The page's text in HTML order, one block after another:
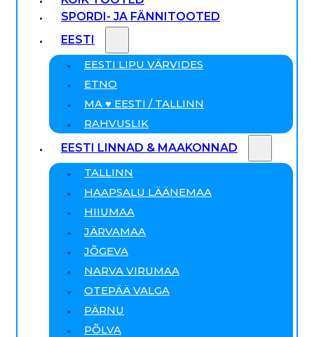
SPORDI- JA FÄNNITOOTED
EESTI
EESTI LIPU VÄRVIDES
ETNO
MA ♥ EESTI / TALLINN
RAHVUSLIK
EESTI LINNAD & MAAKONNAD
TALLINN
HAAPSALU LÄÄNEMAA
HIIUMAA
JÄRVAMAA
JÕGEVA
NARVA VIRUMAA
OTEPÄÄ VALGA
PÄRNU
PÕLVA